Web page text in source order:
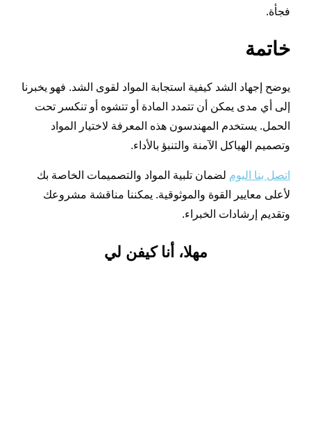
فجأة.
خاتمة
يوضح إجهاد الشد كيفية استجابة المواد لقوى الشد. فهو يخبرنا
إلى أي مدى يمكن أن تتمدد المادة أو تتشوه أو تنكسر تحت
الحمل. يستخدم المهندسون هذه المعرفة لاختيار المواد
وتصميم الهياكل الآمنة والتنبؤ بالأداء.
اتصل بنا اليوم لضمان تلبية المواد والتصميمات الخاصة بك
لأعلى معايير القوة والموثوقية. يمكننا مناقشة مشروعك
وتقديم إرشادات الخبراء.
مهلا، أنا كيفن لي